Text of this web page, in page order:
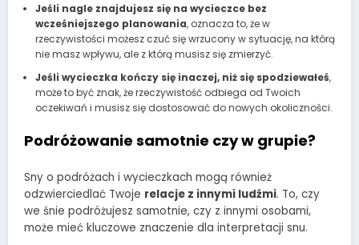
Jeśli nagle znajdujesz się na wycieczce bez
wcześniejszego planowania, oznacza to, że w
rzeczywistości możesz czuć się wrzucony w sytuację, na którą
nie masz wpływu, ale z którą musisz się zmierzyć.
Jeśli wycieczka kończy się inaczej, niż się spodziewałeś,
może to być znak, że rzeczywistość odbiega od Twoich
oczekiwań i musisz się dostosować do nowych okoliczności.
Podróżowanie samotnie czy w grupie?
Sny o podróżach i wycieczkach mogą również
odzwierciedlać Twoje relacje z innymi ludźmi. To, czy
we śnie podróżujesz samotnie, czy z innymi osobami,
może mieć kluczowe znaczenie dla interpretacji snu.